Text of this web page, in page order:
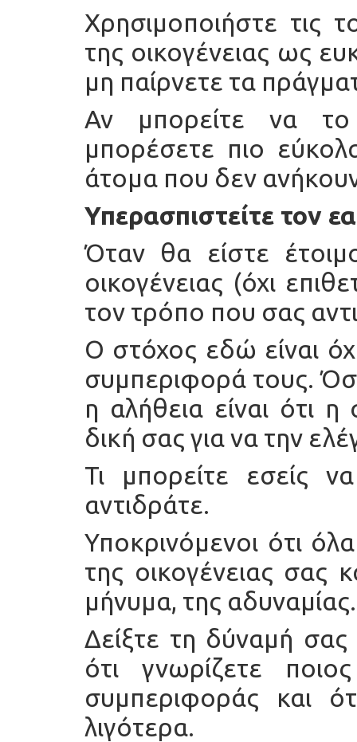
Χρησιμοποιήστε τις
της οικογένειας ως
μη παίρνετε τα
Αν μπορείτε να το
μπορέσετε πιο
άτομα που δεν
Υπερασπιστείτε τον
Όταν θα είστε
οικογένειας (όχι
τον τρόπο που σας
Ο στόχος εδώ είναι
συμπεριφορά τους.
η αλήθεια είναι ότι
δική σας για να την
Τι μπορείτε εσείς
αντιδράτε.
Υποκρινόμενοι ότι
της οικογένειας σας
μήνυμα, της αδυναμίας.
Δείξτε τη δύναμή
ότι γνωρίζετε
συμπεριφοράς και
λιγότερα.